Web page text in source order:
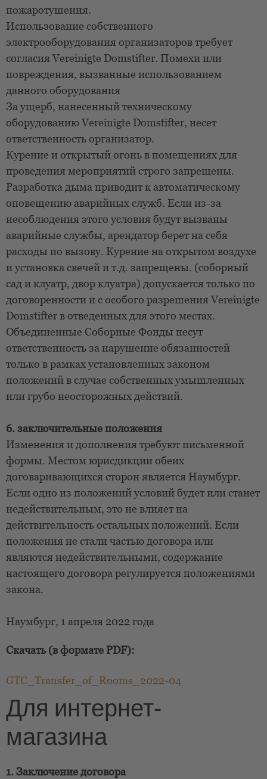
пожаротушения.
Использование собственного
электрооборудования организаторов требует
согласия Vereinigte Domstifter. Помехи или
повреждения, вызванные использованием
данного оборудования
За ущерб, нанесенный техническому
оборудованию Vereinigte Domstifter, несет
ответственность организатор.
Курение и открытый огонь в помещениях для
проведения мероприятий строго запрещены.
Разработка дыма приводит к автоматическому
оповещению аварийных служб. Если из-за
несоблюдения этого условия будут вызваны
аварийные службы, арендатор берет на себя
расходы по вызову. Курение на открытом воздухе
и установка свечей и т.д. запрещены. (соборный
сад и клуатр, двор клуатра) допускается только по
договоренности и с особого разрешения Vereinigte
Domstifter в отведенных для этого местах.
Объединенные Соборные Фонды несут
ответственность за нарушение обязанностей
только в рамках установленных законом
положений в случае собственных умышленных
или грубо неосторожных действий.
6. заключительные положения
Изменения и дополнения требуют письменной
формы. Местом юрисдикции обеих
договаривающихся сторон является Наумбург.
Если одно из положений условий будет или станет
недействительным, это не влияет на
действительность остальных положений. Если
положения не стали частью договора или
являются недействительными, содержание
настоящего договора регулируется положениями
закона.
Наумбург, 1 апреля 2022 года
Скачать (в формате PDF):
GTC_Transfer_of_Rooms_2022-04
Для интернет-
магазина
1. Заключение договора